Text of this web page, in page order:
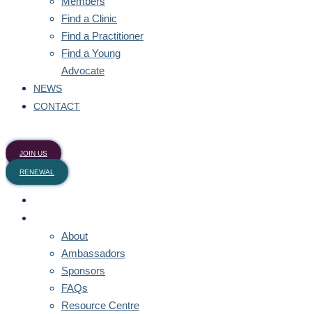
Find a Clinic
Find a Practitioner
Find a Young
Advocate
NEWS
CONTACT
JOIN US
RENEWAL
About
Ambassadors
Sponsors
FAQs
Resource Centre